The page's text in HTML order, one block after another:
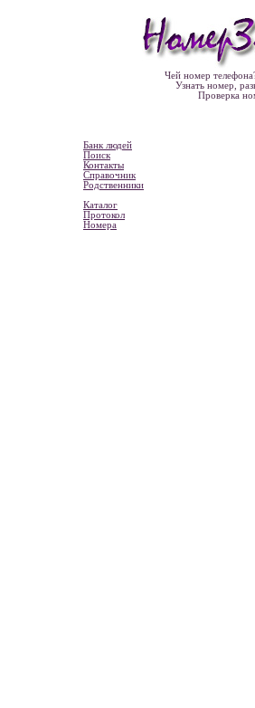
Чей номер
Узнать номер,
Проверка
Банк людей
Поиск
Контакты
Справочник
Родственники
Каталог
Протокол
Номера